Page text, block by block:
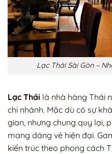
Lạc Thái Sài Gòn –
Lạc Thái là nhà hàng Thái
chi nhánh. Mặc dù có sự
gian, nhưng chung quy lại,
mang dáng vẻ hiện đại.
kiến trúc theo phong cách